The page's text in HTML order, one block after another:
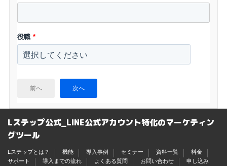
役職 *
前へ 次へ
Lステップ公式_LINE公式アカウント特化のマーケティン
グツール
Lステップとは？ 機能 導入事例 セミナー 資料一覧
料金
サポート
導入までの流れ よくある質問 お問い合わせ
申し込み